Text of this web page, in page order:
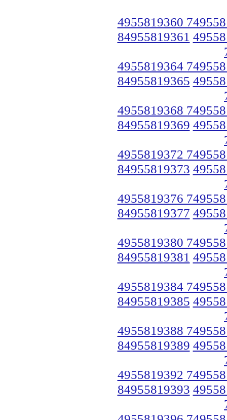
4955819360
84955819361
4955819364
84955819365
4955819368
84955819369
4955819372
84955819373
4955819376
84955819377
4955819380
84955819381
4955819384
84955819385
4955819388
84955819389
4955819392
84955819393